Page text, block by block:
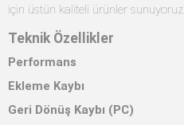
için üstün kaliteli ürünler sunuyoruz.
Teknik Özellikler
Performans
Ekleme Kaybı
Geri Dönüş Kaybı (PC)